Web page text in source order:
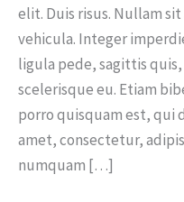
elit. Duis risus. Nullam
vehicula. Integer
ligula pede, sagittis
scelerisque eu. Etiam
porro quisquam est, qui
amet, consectetur,
numquam […]